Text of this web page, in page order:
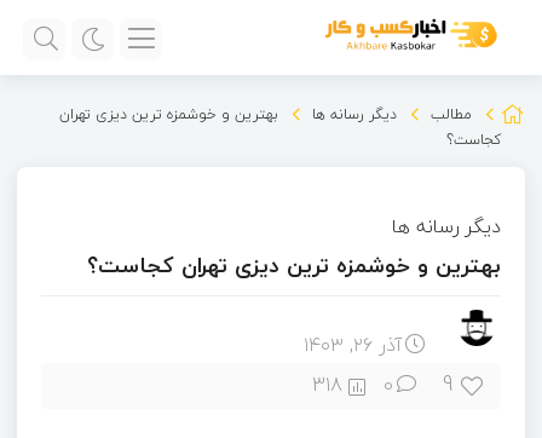
مطالب دیگر رسانه ها
بهترین و خوشمزه ترین دیزی تهران
کجاست؟
دیگر رسانه ها
بهترین و خوشمزه ترین دیزی تهران کجاست؟
آذر ۲۶, ۱۴۰۳
9
0
318